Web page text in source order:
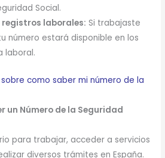
Social.
laborales: Si trabajaste
número estará disponible en los
laboral.
como saber mi número de la
un Número de la Seguridad
para trabajar, acceder a servicios
diversos trámites en España.